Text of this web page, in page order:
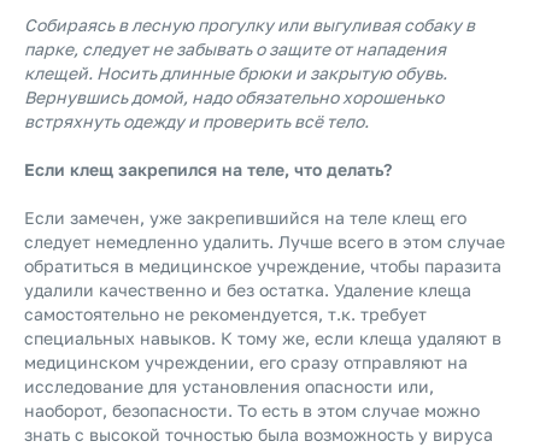
Собираясь в лесную прогулку или выгуливая собаку в
парке, следует не забывать о защите от нападения
клещей. Носить длинные брюки и закрытую обувь.
Вернувшись домой, надо обязательно хорошенько
встряхнуть одежду и проверить всё тело.
Если клещ закрепился на теле, что делать?
Если замечен, уже закрепившийся на теле клещ его
следует немедленно удалить. Лучше всего в этом случае
обратиться в медицинское учреждение, чтобы паразита
удалили качественно и без остатка. Удаление клеща
самостоятельно не рекомендуется, т.к. требует
специальных навыков. К тому же, если клеща удаляют в
медицинском учреждении, его сразу отправляют на
исследование для установления опасности или,
наоборот, безопасности. То есть в этом случае можно
знать с высокой точностью была возможность у вируса